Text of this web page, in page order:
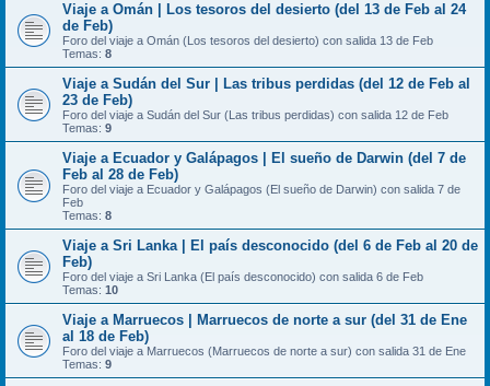
Viaje a Omán | Los tesoros del desierto (del 13 de Feb al 24
de Feb)
Foro del viaje a Omán (Los tesoros del desierto) con salida 13 de Feb
Temas: 8
Viaje a Sudán del Sur | Las tribus perdidas (del 12 de Feb al
23 de Feb)
Foro del viaje a Sudán del Sur (Las tribus perdidas) con salida 12 de Feb
Temas: 9
Viaje a Ecuador y Galápagos | El sueño de Darwin (del 7 de
Feb al 28 de Feb)
Foro del viaje a Ecuador y Galápagos (El sueño de Darwin) con salida 7 de
Feb
Temas: 8
Viaje a Sri Lanka | El país desconocido (del 6 de Feb al 20 de
Feb)
Foro del viaje a Sri Lanka (El país desconocido) con salida 6 de Feb
Temas: 10
Viaje a Marruecos | Marruecos de norte a sur (del 31 de Ene
al 18 de Feb)
Foro del viaje a Marruecos (Marruecos de norte a sur) con salida 31 de Ene
Temas: 9